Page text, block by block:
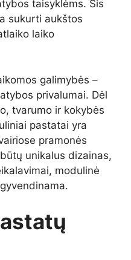
taisyklėms. Šis
sukurti aukštos
laiko
galimybės –
privalumai. Dėl
tvarumo ir kokybės
pastatai yra
pramonės
unikalus dizainas,
modulinė